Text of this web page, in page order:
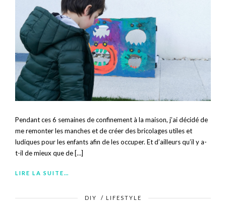
Pendant ces 6 semaines de confinement à la maison, j’ai décidé de
me remonter les manches et de créer des bricolages utiles et
ludiques pour les enfants afin de les occuper. Et d’ailleurs qu’il y a-
t-il de mieux que de […]
LIRE LA SUITE…
DIY / LIFESTYLE